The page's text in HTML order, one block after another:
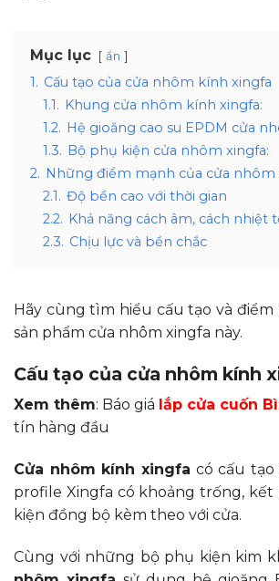
Mục lục ẩn
1. Cấu tạo của cửa nhôm kính xingfa
1.1. Khung cửa nhôm kính xingfa:
1.2. Hệ gioăng cao su EPDM cửa
1.3. Bộ phụ kiện cửa nhôm xingfa:
2. Những điểm mạnh của cửa nhôm
2.1. Độ bền cao với thời gian
2.2. Khả năng cách âm, cách nhiệt
2.3. Chịu lực và bền chắc
Hãy cùng tìm hiểu cấu tạo và điểm
sản phẩm cửa nhôm xingfa này.
Cấu tạo của cửa nhôm kính
Xem thêm: Báo giá lắp cửa cuốn
tín hàng đầu
Cửa nhôm kính xingfa có cấu
profile Xingfa có khoảng trống, kết
kiện đồng bộ kèm theo với cửa.
Cùng với những bộ phụ kiện kim